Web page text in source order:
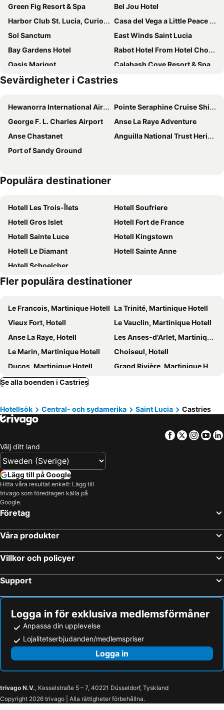
Green Fig Resort & Spa
Bel Jou Hotel
Harbor Club St. Lucia, Curio Collection by Hilton
Casa del Vega a Little Peace of Heaven
Sol Sanctum
East Winds Saint Lucia
Bay Gardens Hotel
Rabot Hotel From Hotel Chocolat
Oasis Marigot
Calabash Cove Resort & Spa
Harmony Marina Suites
Jade Mountain Resort
Seaview Apartel
Heavenly Suites
Bay Heights Escape- Courtyard Studios
Bay Gardens Marina Haven
The Still Beach House
Rendezvous
Marvey's Place
Grand View Vacation Villas
Palm Haven Hotel
BodyHoliday - All inclusive
The Bodyholiday All Inclusive
Villa Des Pitons
Hummingbird Beach Resort
Caille Blanc Villa & Hotel
The Downtown Hotel
La Dauphine Estate
Fond Doux Eco Resort
Sevärdigheter i Castries
Hewanorra International Airport
Pointe Seraphine Cruise Ship Harbour
George F. L. Charles Airport
Anse La Raye Adventure
Anse Chastanet
Anguilla National Trust Heritage Tour
Port of Sandy Ground
Populära destinationer
Hotell Les Trois-Îlets
Hotell Soufriere
Hotell Gros Islet
Hotell Fort de France
Hotell Sainte Luce
Hotell Kingstown
Hotell Le Diamant
Hotell Sainte Anne
Hotell Schoelcher
Fler populära destinationer
Le Francois, Martinique Hotell La Trinité, Martinique Hotell
Vieux Fort, Hotell
Le Vauclin, Martinique Hotell
Anse La Raye, Hotell
Les Anses-d'Arlet, Martinique Hotell
Le Marin, Martinique Hotell
Choiseul, Hotell
Ducos, Martinique Hotell
Grand Rivière, Martinique Hotell
Laborie, Hotell
Saint Pierre, Martinique Hotell Sainte Marie, Martinique Hotell
Soufriere, Hotell
Se alla boenden i Castries
Hotellsök Central- och sydamerika Saint Lucia Castries
Facebook
Twitter
Välj ditt land
Lägg till på Google
Hitta våra resultat enkelt: Lägg till
trivago som föredragen källa på
Google.
Företag
Våra produkter
Villkor och policyer
Support
Logga in för exklusiva medlemsförmåner
Anpassa din upplevelse
Lojalitetserbjudanden/medlemspriser
Logga in
trivago N.V., Kesselstraße 5 – 7, 40221 Düsseldorf, Tyskland
Copyright 2026 trivago | Alla rättigheter förbehållna.